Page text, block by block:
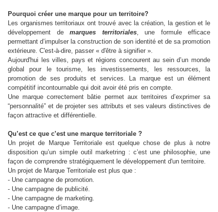
Pourquoi créer une marque pour un territoire?
Les organismes territoriaux ont trouvé avec la création, la gestion et le
développement de marques territoriales, une formule efficace
permettant d’impulser la construction de son identité et de sa promotion
extérieure. C'est-à-dire, passer « d'être à signifier ».
Aujourd'hui les villes, pays et régions concourent au sein d’un monde
global pour le tourisme, les investissements, les ressources, la
promotion de ses produits et services. La marque est un élément
compétitif incontournable qui doit avoir été pris en compte.
Une marque correctement bâtie permet aux territoires d’exprimer sa
“personnalité” et de projeter ses attributs et ses valeurs distinctives de
façon attractive et différentielle.
Qu’est ce que c’est une marque territoriale ?
Un projet de Marque Territoriale est quelque chose de plus à notre
disposition qu’un simple outil marketring : c’est une philosophie, une
façon de comprendre stratégiquement le développement d'un territoire.
Un projet de Marque Territoriale est plus que :
- Une campagne de promotion.
- Une campagne de publicité.
- Une campagne de marketing.
- Une campagne d’image.